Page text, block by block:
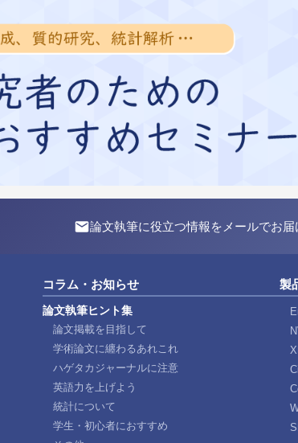
論文執筆に役立つ情報をメールでお
コラム・お知らせ
論文執筆ヒント集
論文掲載を目指して
学術論文に纏わるあれこれ
ハゲタカジャーナルに注意
英語力を上げよう
統計について
学生・初心者におすすめ
製